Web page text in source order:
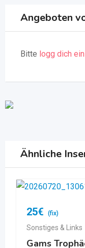
Angeboten
Bitte logg dich ein
Ähnliche
25€ (fix)
Sonstiges & Links
Gams